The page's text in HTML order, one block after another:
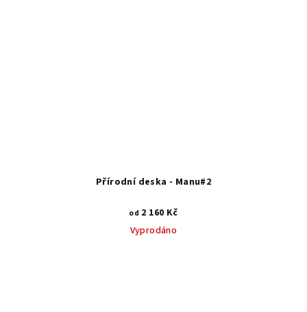
Přírodní deska - Manu#2
od 2 160 Kč
Vyprodáno